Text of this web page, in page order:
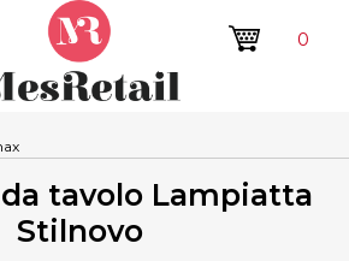
0
tavolo Lampiatta
Stilnovo